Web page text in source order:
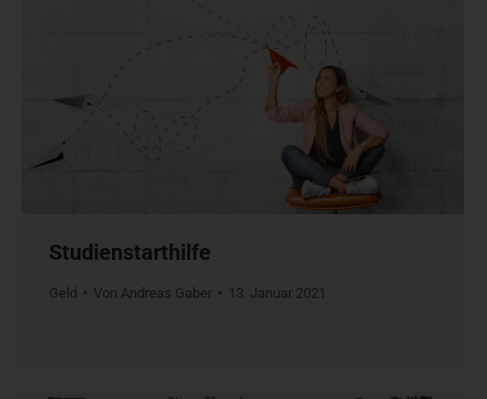
Studienstarthilfe
Geld Von Andreas Gaber 13. Januar 2021